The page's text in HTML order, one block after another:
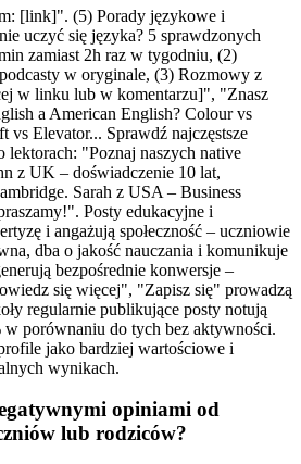
[link]". (5) Porady językowe i
uczyć się języka? 5 sprawdzonych
zamiast 2h raz w tygodniu, (2)
w oryginale, (3) Rozmowy z
w linku lub w komentarzu]", "Znasz
a American English? Colour vs
Elevator... Sprawdź najczęstsze
"Poznaj naszych native
UK – doświadczenie 10 lat,
Sarah z USA – Business
Posty edukacyjne i
i angażują społeczność – uczniowie
dba o jakość nauczania i komunikuje
bezpośrednie konwersje –
się więcej", "Zapisz się" prowadzą
regularnie publikujące posty notują
porównaniu do tych bez aktywności.
jako bardziej wartościowe i
wynikach.
opiniami od
lub rodziców?